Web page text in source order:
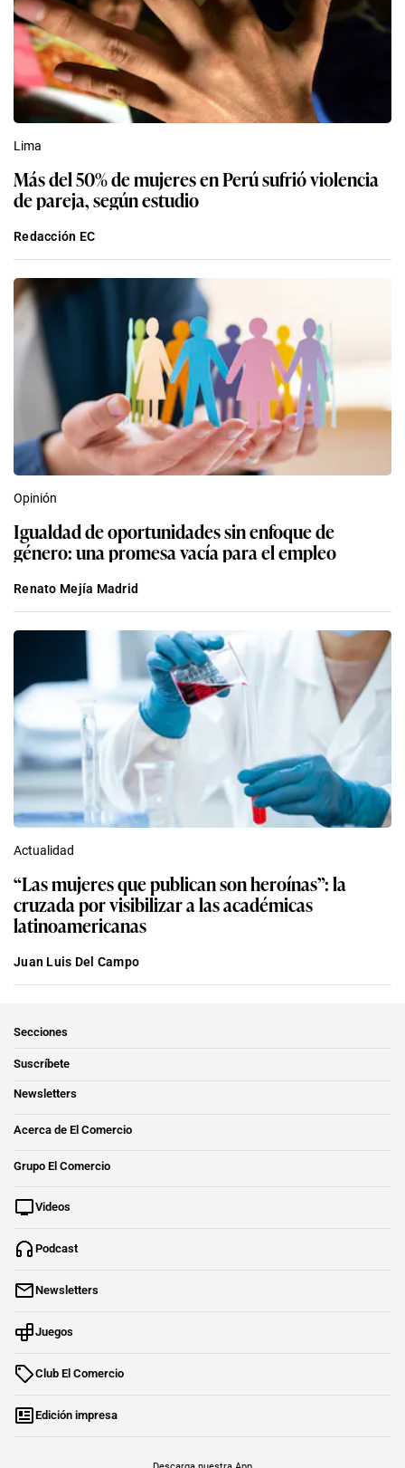
Lima
Más del 50% de mujeres en Perú sufrió violencia
de pareja, según estudio
Redacción EC
Opinión
Igualdad de oportunidades sin enfoque de
género: una promesa vacía para el empleo
Renato Mejía Madrid
Actualidad
“Las mujeres que publican son heroínas”: la
cruzada por visibilizar a las académicas
latinoamericanas
Juan Luis Del Campo
Secciones
Suscríbete
Newsletters
Acerca de El Comercio
Grupo El Comercio
Videos
Podcast
Newsletters
Juegos
Club El Comercio
Edición impresa